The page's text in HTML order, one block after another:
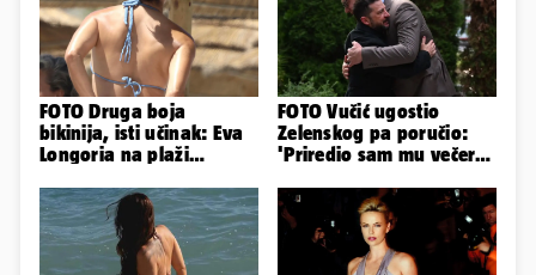
FOTO Druga boja
bikinija, isti učinak: Eva
Longoria na plaži
obline
FOTO Vučić ugostio
Zelenskog pa poručio:
'Priredio sam mu večeru